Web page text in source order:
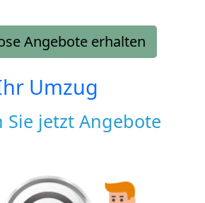
Angebote erhalten
Umzug
Sie jetzt Angebote